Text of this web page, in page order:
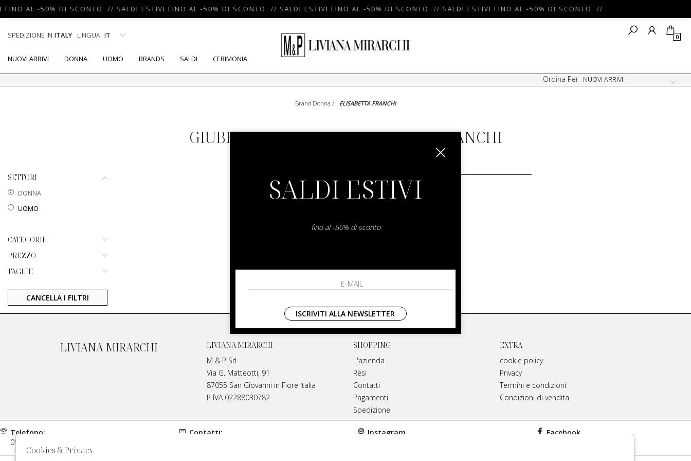
FINO AL -50% DI SCONTO // SALDI ESTIVI FINO AL -50% DI SCONTO // SALDI ESTIVI FINO AL -50% DI SCONTO // SALDI ESTIVI FINO AL -50% DI SCONTO //
SPEDIZIONE IN ITALY LINGUA 0
NUOVI ARRIVI DONNA UOMO BRANDS SALDI CERIMONIA
Ordina Per
Brand Donna / ELISABETTA FRANCHI
GIUBBOTTO DONNA ELISABETTA FRANCHI
SETTORI
DONNA
UOMO
CATEGORIE
PREZZO
TAGLIE
CANCELLA I FILTRI
SHOW ITEMS 1to
LIVIANA MIRARCHI
LIVIANA MIRARCHI
M & P Srl
Via G. Matteotti, 91
87055 San Giovanni in Fiore Italia
P IVA 02288030782
SHOPPING
L'azienda
Resi
Contatti
Pagamenti
Spedizione
EXTRA
cookie policy
Privacy
Termini e condizioni
Condizioni di vendita
Telefono:
0984970429
Contatti:
Instagram Facebook
SALDI ESTIVI
fino al -50% di sconto
ISCRIVITI ALLA NEWSLETTER
Cookies & Privacy